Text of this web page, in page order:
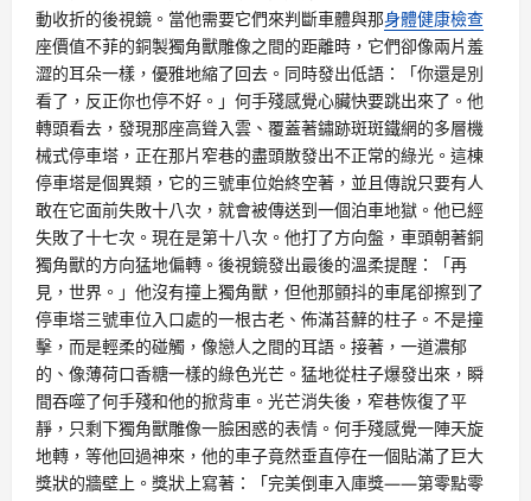
動收折的後視鏡。當他需要它們來判斷車體與那身體健康檢查
座價值不菲的銅製獨角獸雕像之間的距離時，它們卻像兩片羞
澀的耳朵一樣，優雅地縮了回去。同時發出低語：「你還是別
看了，反正你也停不好。」何手殘感覺心臟快要跳出來了。他
轉頭看去，發現那座高聳入雲、覆蓋著鏽跡斑斑鐵網的多層機
械式停車塔，正在那片窄巷的盡頭散發出不正常的綠光。這棟
停車塔是個異類，它的三號車位始終空著，並且傳說只要有人
敢在它面前失敗十八次，就會被傳送到一個泊車地獄。他已經
失敗了十七次。現在是第十八次。他打了方向盤，車頭朝著銅
獨角獸的方向猛地偏轉。後視鏡發出最後的溫柔提醒：「再
見，世界。」他沒有撞上獨角獸，但他那顫抖的車尾卻擦到了
停車塔三號車位入口處的一根古老、佈滿苔蘚的柱子。不是撞
擊，而是輕柔的碰觸，像戀人之間的耳語。接著，一道濃郁
的、像薄荷口香糖一樣的綠色光芒。猛地從柱子爆發出來，瞬
間吞噬了何手殘和他的掀背車。光芒消失後，窄巷恢復了平
靜，只剩下獨角獸雕像一臉困惑的表情。何手殘感覺一陣天旋
地轉，等他回過神來，他的車子竟然垂直停在一個貼滿了巨大
獎狀的牆壁上。獎狀上寫著：「完美倒車入庫獎——第零點零